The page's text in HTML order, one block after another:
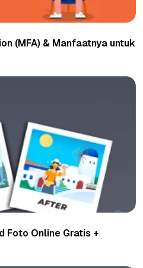
(MFA) & Manfaatnya untuk
Foto Online Gratis +